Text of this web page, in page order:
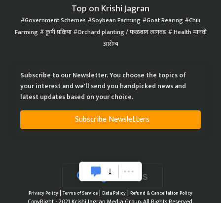
Top on Krishi Jagran
Government Schemes Soybean Farming Goat Rearing Chili
Farming कृषी प्रक्रिया Orchard planting / फळबाग लागवड Health मानवी
आरोग्य
Subscribe to our Newsletter. You choose the topics of
your interest and we'll send you handpicked news and
latest updates based on your choice.
Subscribe Newsletters
Privacy Policy| Terms of Service| Data Policy| Refund & Cancellation Policy